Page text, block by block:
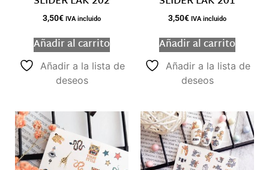
3,50€ IVA incluido
Añadir al carrito
Añadir a la lista de
deseos
3,50€ IVA incluido
Añadir al carrito
Añadir a la lista de
deseos